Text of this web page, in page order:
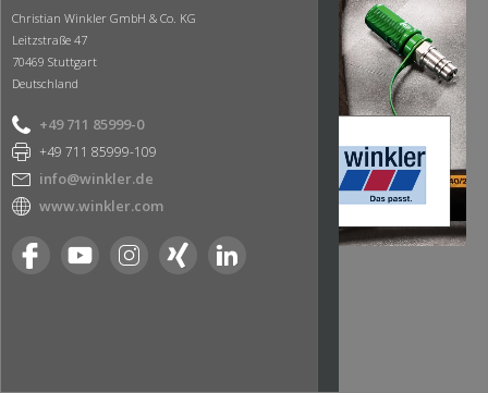
Christian Winkler GmbH & Co. KG
Leitzstraße 47
70469 Stuttgart
Deutschland
+49 711 85999-0
+49 711 85999-109
info@winkler.de
www.winkler.com